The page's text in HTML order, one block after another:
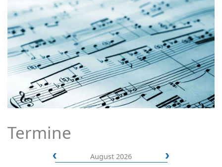
Termine
August 2026